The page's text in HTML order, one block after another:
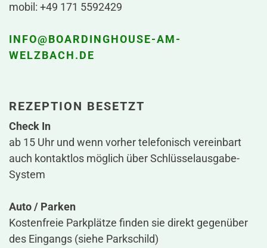
mobil: +49 171 5592429
INFO@BOARDINGHOUSE-AM-
WELZBACH.DE
REZEPTION BESETZT
Check In
ab 15 Uhr und wenn vorher telefonisch vereinbart
auch kontaktlos möglich über Schlüsselausgabe-
System
Auto / Parken
Kostenfreie Parkplätze finden sie direkt gegenüber
des Eingangs (siehe Parkschild)